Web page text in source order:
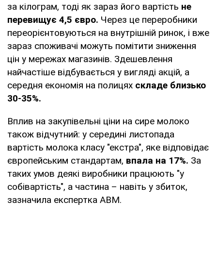
за кілограм, тоді як зараз його вартість не
перевищує 4,5 євро. Через це переробники
переорієнтовуються на внутрішній ринок, і вже
зараз споживачі можуть помітити зниження
цін у мережах магазинів. Здешевлення
найчастіше відбувається у вигляді акцій, а
середня економія на полицях складе близько
30-35%.
Вплив на закупівельні ціни на сире молоко
також відчутний: у середині листопада
вартість молока класу "екстра", яке відповідає
європейським стандартам, впала на 17%. За
таких умов деякі виробники працюють "у
собівартість", а частина – навіть у збиток,
зазначила експертка АВМ.